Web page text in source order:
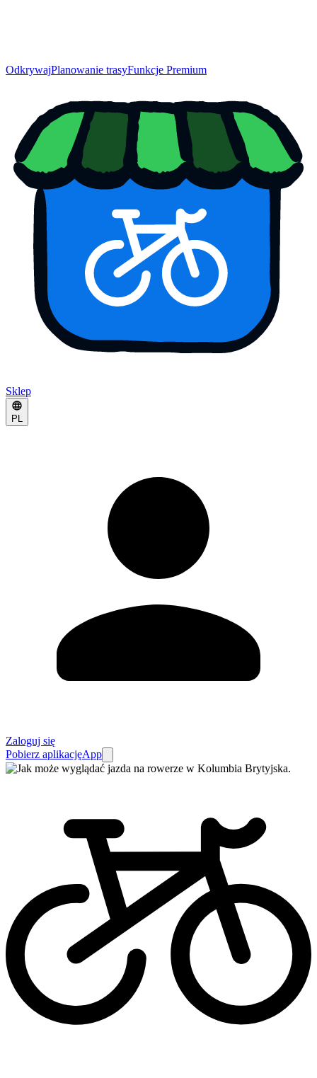
OdkrywajPlanowanie trasyFunkcje Premium
Sklep
PL
Zaloguj się
Pobierz aplikacjęApp